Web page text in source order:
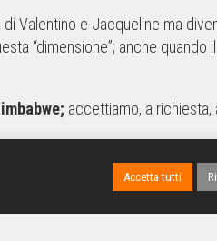
Valentino e Jacqueline ma
“dimensione”; anche quando
accettiamo, a richiesta,
Accetta tutti